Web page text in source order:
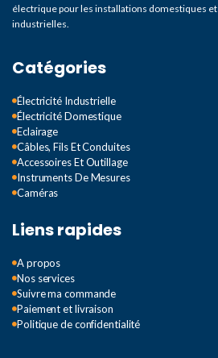
électrique pour les installations domestiques et
industrielles.
Catégories
Électricité Industrielle
Électricité Domestique
Eclairage
Câbles, Fils Et Conduites
Accessoires Et Outillage
Instruments De Mesures
Caméras
Liens rapides
A propos
Nos services
Suivre ma commande
Paiement et livraison
Politique de confidentialité